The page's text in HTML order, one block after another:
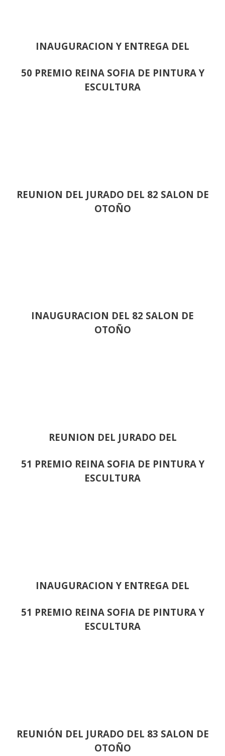
INAUGURACION Y ENTREGA DEL
50 PREMIO REINA SOFIA DE PINTURA Y
ESCULTURA
REUNION DEL JURADO DEL 82 SALON DE
OTOÑO
INAUGURACION DEL 82 SALON DE
OTOÑO
REUNION DEL JURADO DEL
51 PREMIO REINA SOFIA DE PINTURA Y
ESCULTURA
INAUGURACION Y ENTREGA DEL
51 PREMIO REINA SOFIA DE PINTURA Y
ESCULTURA
REUNIÓN DEL JURADO DEL 83 SALON DE
OTOÑO